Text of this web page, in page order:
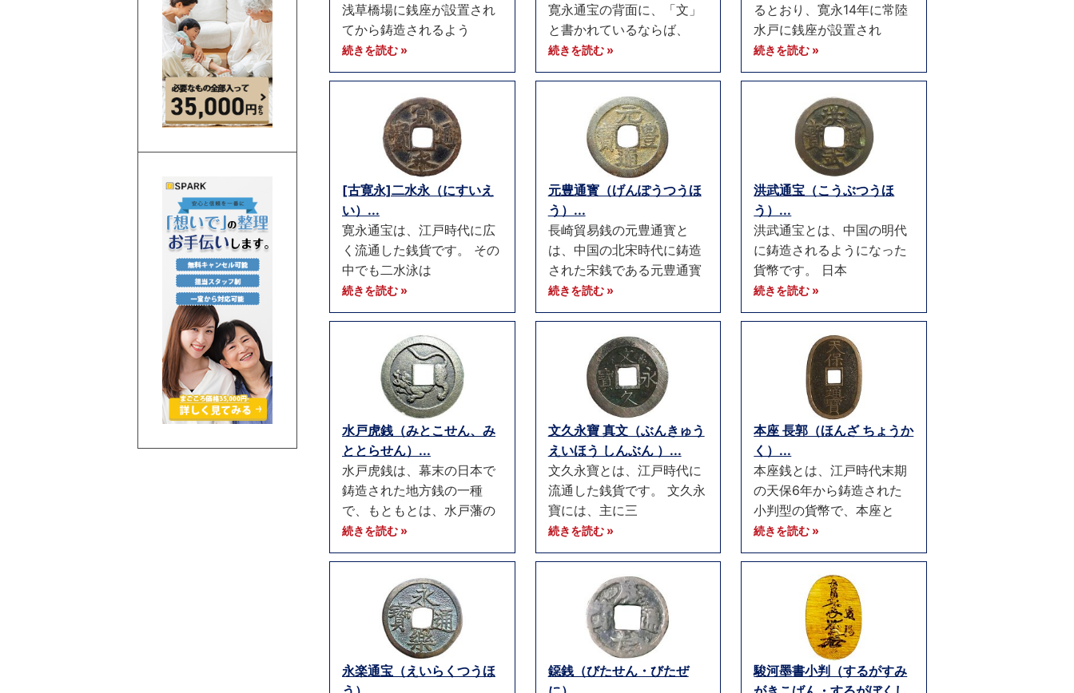
浅草橋場に銭座が設置され
てから鋳造されるよう
続きを読む »
寛永通宝の背面に、「文」
と書かれているならば、
続きを読む »
るとおり、寛永14年に常陸
水戸に銭座が設置され
続きを読む »
[古寛永]二水永（にすいえ
い）...
寛永通宝は、江戸時代に広
く流通した銭貨です。 その
中でも二水泳は
続きを読む »
元豊通寳（げんぽうつうほ
う）...
長崎貿易銭の元豊通寳と
は、中国の北宋時代に鋳造
された宋銭である元豊通寳
続きを読む »
洪武通宝（こうぶつうほ
う）...
洪武通宝とは、中国の明代
に鋳造されるようになった
貨幣です。 日本
続きを読む »
水戸虎銭（みとこせん、み
ととらせん）...
水戸虎銭は、幕末の日本で
鋳造された地方銭の一種
で、もともとは、水戸藩の
続きを読む »
文久永寶 真文（ぶんきゅう
えいほう しんぶん ）...
文久永寶とは、江戸時代に
流通した銭貨です。 文久永
寶には、主に三
続きを読む »
本座 長郭（ほんざ ちょうか
く）...
本座銭とは、江戸時代末期
の天保6年から鋳造された
小判型の貨幣で、本座と
続きを読む »
永楽通宝（えいらくつうほ
鐚銭（びたせん・びたぜ
駿河墨書小判（するがすみ